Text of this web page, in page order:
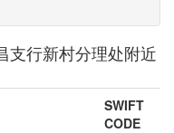
支行新村分理处附近
SWIFT
CODE